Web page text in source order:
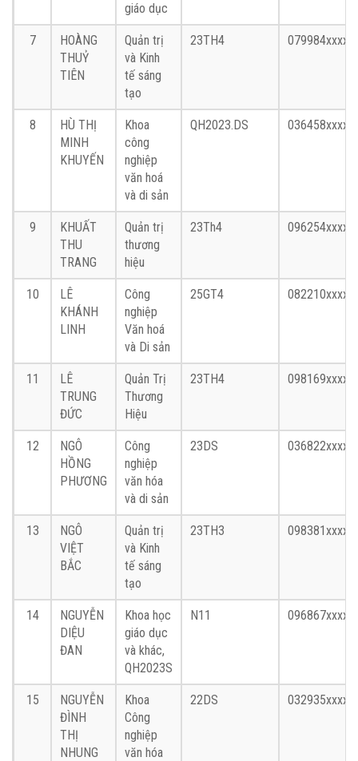
giáo dục
7
HOÀNG
THUỶ
TIÊN
Quản trị
và Kinh
tế sáng
tạo
23TH4 079984xxxx
8
HÙ THỊ
MINH
KHUYẾN
Khoa
công
nghiệp
văn hoá
và di sản
QH2023.DS 036458xxxx
9
KHUẤT
THU
TRANG
Quản trị
thương
hiệu
23Th4 096254xxxx
10
LÊ
KHÁNH
LINH
Công
nghiệp
Văn hoá
và Di sản
25GT4 082210xxxx
11
LÊ
TRUNG
ĐỨC
Quản Trị
Thương
Hiệu
23TH4 098169xxxx
12
NGÔ
HỒNG
PHƯƠNG
Công
nghiệp
văn hóa
và di sản
23DS 036822xxxx
13
NGÔ
VIỆT
BẮC
Quản trị
và Kinh
tế sáng
tạo
23TH3 098381xxxx
14
NGUYỄN
DIỆU
ĐAN
Khoa học
giáo dục
và khác,
QH2023S
N11 096867xxxx
15
NGUYỄN
ĐÌNH
THỊ
NHUNG
Khoa
Công
nghiệp
văn hóa
22DS 032935xxxx